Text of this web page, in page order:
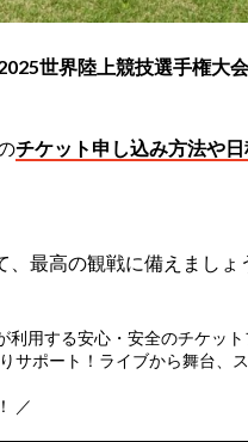
世界陸上競技選手権大会
チケット申し込み方法や
最高の観戦に備えましょ
利用する安心・安全のチケット
サポート！ライブから舞台、
／